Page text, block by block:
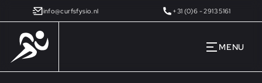
info@curfsfysio.nl +31 (0)6 - 2913 5161
MENU